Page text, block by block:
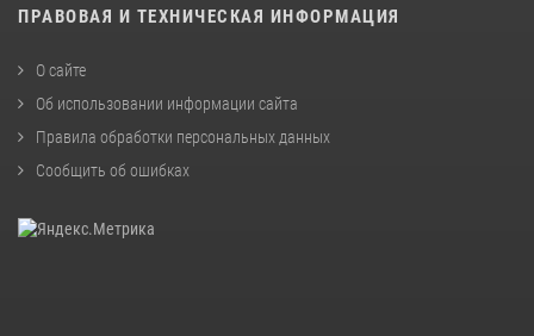
ПРАВОВАЯ И ТЕХНИЧЕСКАЯ ИНФОРМАЦИЯ
О сайте
Об использовании информации сайта
Правила обработки персональных данных
Сообщить об ошибках